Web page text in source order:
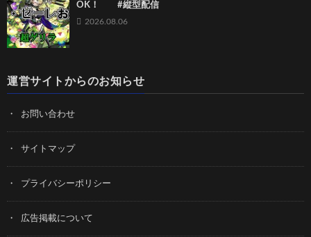
OK！ #縦型配信
2026.08.06
運営サイトからのお知らせ
お問い合わせ
サイトマップ
プライバシーポリシー
広告掲載について